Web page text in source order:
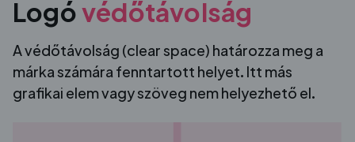
Logóvédőtávolság
A védőtávolság (clear space) határozza meg a
márka számára fenntartott helyet. Itt más
grafikai elem vagy szöveg nem helyezhető el.